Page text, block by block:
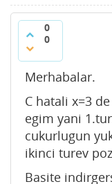
0
0
Merhabalar.
C hatali x=3
egim yani
cukurlugun
ikinci turev
Basite